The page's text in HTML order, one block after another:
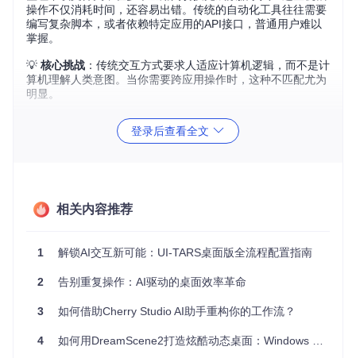
操作不仅消耗时间，还容易出错。传统的自动化工具往往需要
编写复杂脚本，或者依赖特定应用的API接口，普通用户难以
掌握。
💡 核心挑战 ：传统交互方式要求人适应计算机逻辑，而不是计
算机理解人类意图。当你需要跨应用操作时，这种不匹配尤为
明显。
UI-TARS Desktop通过自然语言驱动的视觉理解能力，打破了
这一壁垒。它能像人类一样"看懂"屏幕内容，将你的语言指令
理解UI-TARS Desktop的工作原理就像了解餐厅的运作流程：
饪出菜肴（执行结果）。
航菜单，右侧分别为计算机操作员和浏览器操作员功能区，智
登录后查看全文
相关内容推荐
1 解锁AI交互新可能：UI-TARS桌面版全流程配置指南
2 告别重复操作：AI驱动的桌面效率革命
3 如何借助Cherry Studio AI助手重构你的工作流？
4 如何用DreamScene2打造炫酷动态桌面：Windows 10/11终极美化指南